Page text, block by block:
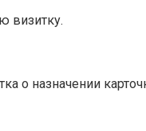
визитку.
о назначении